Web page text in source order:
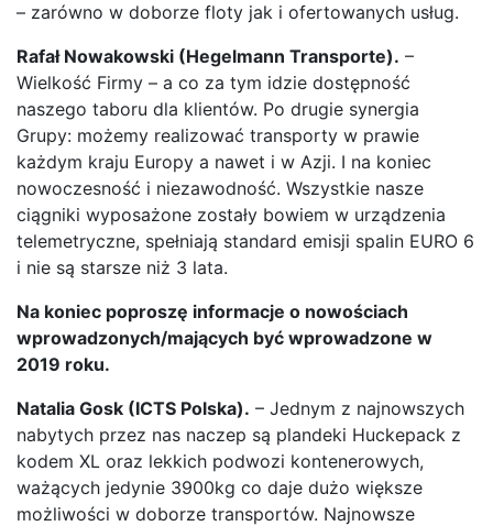
– zarówno w doborze floty jak i ofertowanych usług.
Rafał Nowakowski (Hegelmann Transporte). –
Wielkość Firmy – a co za tym idzie dostępność
naszego taboru dla klientów. Po drugie synergia
Grupy: możemy realizować transporty w prawie
każdym kraju Europy a nawet i w Azji. I na koniec
nowoczesność i niezawodność. Wszystkie nasze
ciągniki wyposażone zostały bowiem w urządzenia
telemetryczne, spełniają standard emisji spalin EURO 6
i nie są starsze niż 3 lata.
Na koniec poproszę informacje o nowościach
wprowadzonych/mających być wprowadzone w
2019 roku.
Natalia Gosk (ICTS Polska). – Jednym z najnowszych
nabytych przez nas naczep są plandeki Huckepack z
kodem XL oraz lekkich podwozi kontenerowych,
ważących jedynie 3900kg co daje dużo większe
możliwości w doborze transportów. Najnowsze